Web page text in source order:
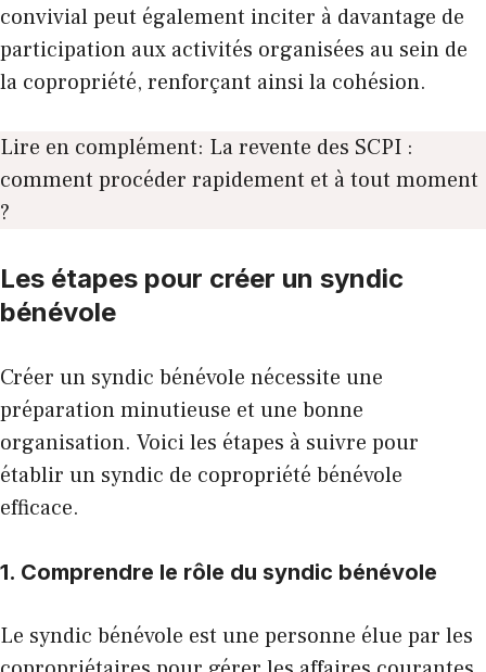
convivial peut également inciter à davantage de
participation aux activités organisées au sein de
la copropriété, renforçant ainsi la cohésion.
Lire en complément: La revente des SCPI :
comment procéder rapidement et à tout moment
?
Les étapes pour créer un syndic
bénévole
Créer un syndic bénévole nécessite une
préparation minutieuse et une bonne
organisation. Voici les étapes à suivre pour
établir un syndic de copropriété bénévole
efficace.
1. Comprendre le rôle du syndic bénévole
Le syndic bénévole est une personne élue par les